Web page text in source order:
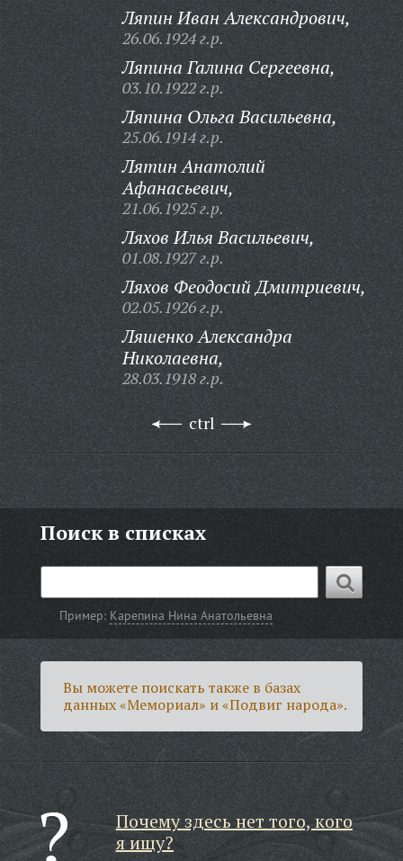
Ляпин Иван Александрович,
26.06.1924 г.р.
Ляпина Галина Сергеевна,
03.10.1922 г.р.
Ляпина Ольга Васильевна,
25.06.1914 г.р.
Лятин Анатолий
Афанасьевич,
21.06.1925 г.р.
Ляхов Илья Васильевич,
01.08.1927 г.р.
Ляхов Феодосий Дмитриевич,
02.05.1926 г.р.
Ляшенко Александра
Николаевна,
28.03.1918 г.р.
ctrl
Поиск в списках
Пример: Карепина Нина Анатольевна
Вы можете поискать также в базах
данных «Мемориал» и «Подвиг народа».
Почему здесь нет того, кого
я ищу?